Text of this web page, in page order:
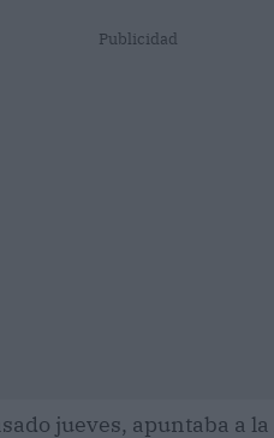
Publicidad
jueves, apuntaba a